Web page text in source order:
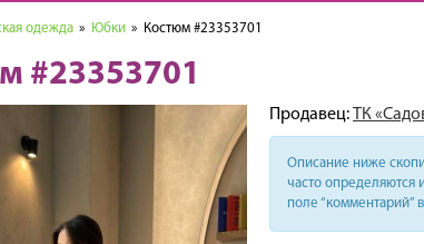
одежда » Юбки » Костюм #23353701
#23353701
Продавец:ТК
Описание ниже
часто определяются
поле “комментарий”